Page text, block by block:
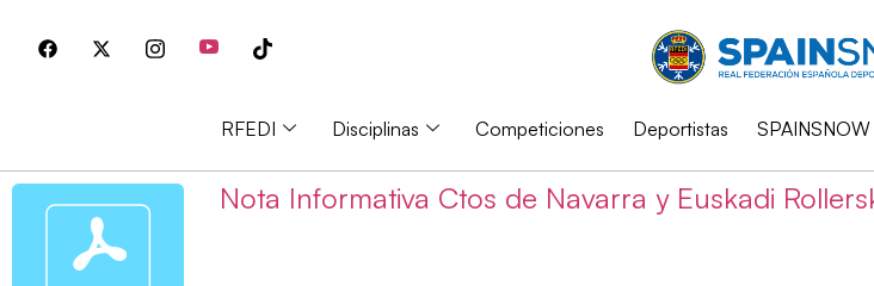
RFEDI Disciplinas Competiciones Deportistas SPAINSNOW
Nota Informativa Ctos de Navarra y Euskadi